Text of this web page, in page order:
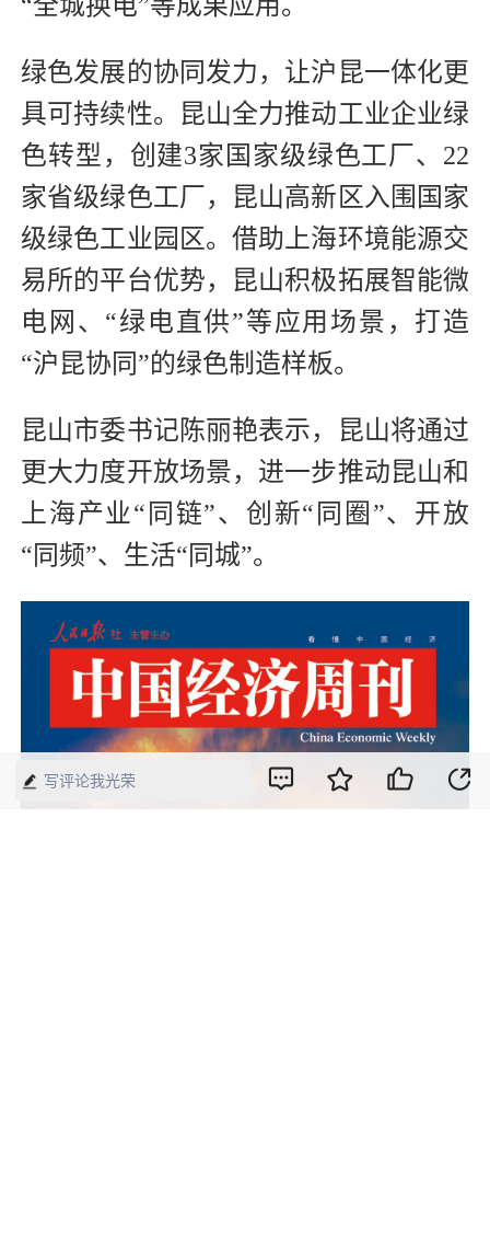
绿色发展的协同发力，让沪昆一体化更
具可持续性。昆山全力推动工业企业绿
色转型，创建3家国家级绿色工厂、22
家省级绿色工厂，昆山高新区入围国家
级绿色工业园区。借助上海环境能源交
易所的平台优势，昆山积极拓展智能微
电网、“绿电直供”等应用场景，打造
“沪昆协同”的绿色制造样板。
昆山市委书记陈丽艳表示，昆山将通过
更大力度开放场景，进一步推动昆山和
上海产业“同链”、创新“同圈”、开放
“同频”、生活“同城”。
写评论我光荣